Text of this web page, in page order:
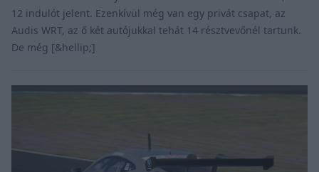
12 indulót jelent. Ezenkívül még van egy privát csapat, az
Audis WRT, az ő két autójukkal tehát 14 résztvevőnél tartunk.
De még [&hellip;]